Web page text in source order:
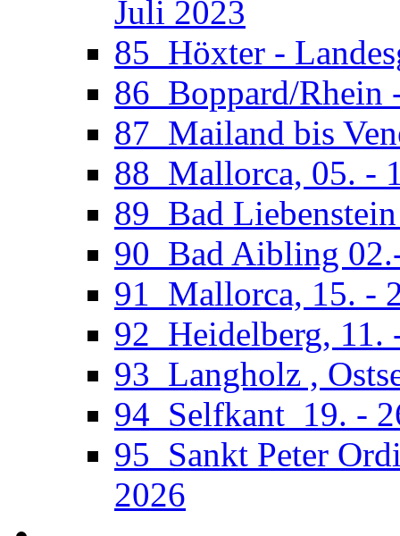
Juli 2023
85_Höxter -
86_Boppard/Rhein
87_Mailand bis
88_Mallorca, 05. -
89_Bad
90_Bad Aibling
91_Mallorca, 15. -
92_Heidelberg, 11.
93_Langholz ,
94_Selfkant_19. -
95_Sankt Peter
2026